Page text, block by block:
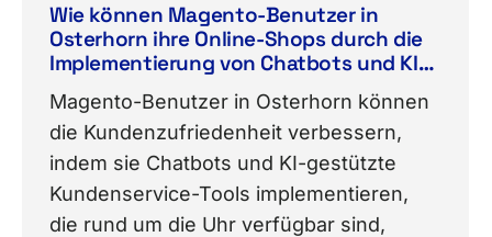
Wie können Magento-Benutzer in
Osterhorn ihre Online-Shops durch die
Implementierung von Chatbots und KI-
gestützten Kundenservice-Tools die
Kundenzufriedenheit verbessern?
Magento-Benutzer in Osterhorn können
die Kundenzufriedenheit verbessern,
indem sie Chatbots und KI-gestützte
Kundenservice-Tools implementieren,
die rund um die Uhr verfügbar sind,